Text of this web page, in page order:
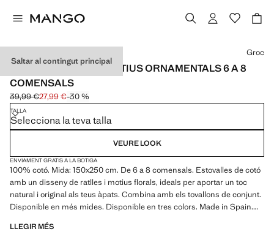
Saltar al contingut principal
ESTOVALLES COTÓ MOTIUS ORNAMENTALS 6 A 8
COMENSALS
Preu inicial ratllat [39,99 € ]
39,99 €
Preu actual [27,99 € ]
27,99 €-30 %
Selecciona un color
Groc
TALLA
Selecciona la teva talla
VEURE LOOK
ENVIAMENT GRATIS A LA BOTIGA
100% cotó. Mida: 150x250 cm. De 6 a 8 comensals. Estovalles de cotó
amb un disseny de ratlles i motius florals, ideals per aportar un toc
natural i original als teus àpats. Combina amb els tovallons de conjunt.
Disponible en més mides. Disponible en tres colors. Made in Spain.
LLEGIR MÉS